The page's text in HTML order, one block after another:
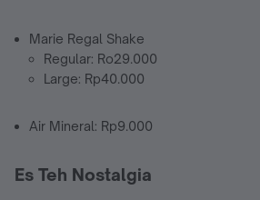
Marie Regal Shake
Regular: Ro29.000
Large: Rp40.000
Air Mineral: Rp9.000
Es Teh Nostalgia